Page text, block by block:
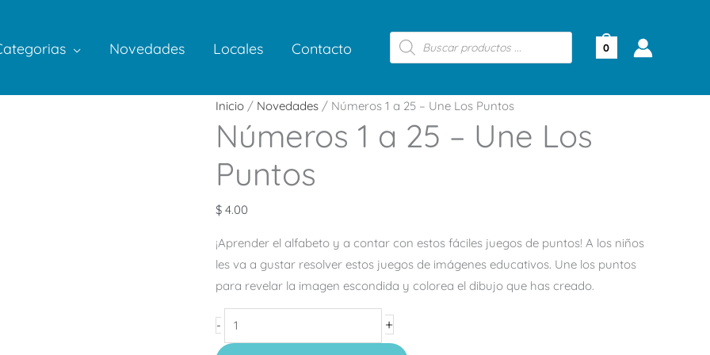
Novedades Locales Contacto
Búsqueda
de
productos
0
Inicio / Novedades / Números 1 a 25 – Une Los Puntos
Números 1 a 25 – Une Los
Puntos
$ 4.00
¡Aprender el alfabeto y a contar con estos fáciles juegos de puntos! A los niños
les va a gustar resolver estos juegos de imágenes educativos. Une los puntos
para revelar la imagen escondida y colorea el dibujo que has creado.
-
Números
1
a
25
Une
Puntos
cantidad
+